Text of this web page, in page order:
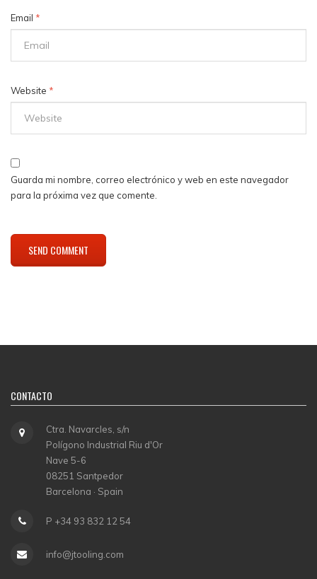
Email *
Website *
Guarda mi nombre, correo electrónico y web en este navegador
para la próxima vez que comente.
CONTACTO
Ctra. Navarcles, s/n
Polígono Industrial Riu d'Or
Nave 5-6
08251 Santpedor
Barcelona · Spain
P +34 93 832 12 54
info@jtooling.com